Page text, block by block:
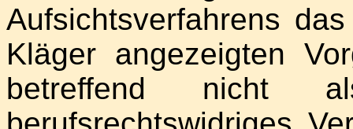
Aufsichtsverfahrens
Kläger angezeigten
betreffend nicht